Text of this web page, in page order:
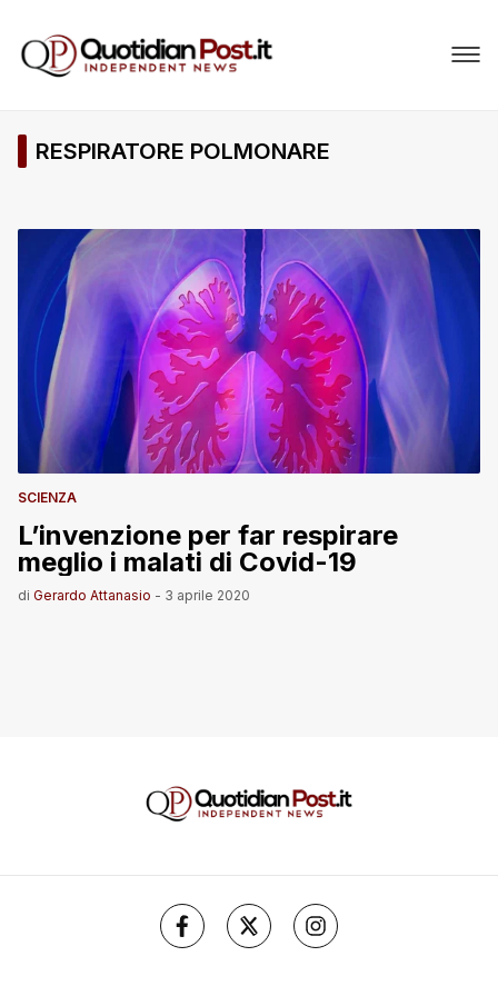
RESPIRATORE POLMONARE
SCIENZA
L’invenzione per far respirare
meglio i malati di Covid-19
di Gerardo Attanasio - 3 aprile 2020